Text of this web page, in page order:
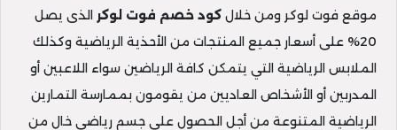
موقع فوت لوكر ومن خلال كود خصم فوت لوكر الذى يصل
20% على أسعار جميع المنتجات من الأحذية الرياضية وكذلك
الملابس الرياضية التي يتمكن كافة الرياضين سواء اللاعبين أو
المدربين أو الأشخاص العاديين من يقومون بممارسة التمارين
الرياضية المتنوعة من أجل الحصول على جسم رياضى خال من